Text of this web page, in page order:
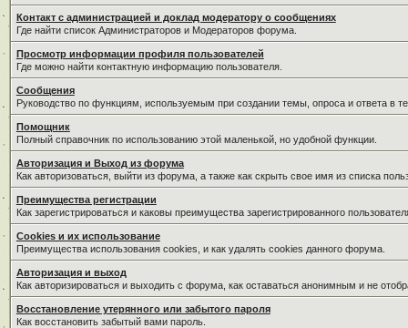
Контакт с администрацией и доклад модератору о сообщениях
Где найти список Администраторов и Модераторов форума.
Просмотр информации профиля пользователей
Где можно найти контактную информацию пользователя.
Сообщения
Руководство по функциям, используемым при создании темы, опроса и ответа в
Помощник
Полный справочник по использованию этой маленькой, но удобной функции.
Авторизация и Выход из форума
Как авторизоваться, выйти из форума, а также как скрыть свое имя из списка
Преимущества регистрации
Как зарегистрироваться и каковы преимущества зарегистрированного
Cookies и их использование
Преимущества использования cookies, и как удалять cookies данного форума.
Авторизация и выход
Как авторизироваться и выходить с форума, как оставаться анонимным и не
Восстановление утерянного или забытого пароля
Как восстановить забытый вами пароль.